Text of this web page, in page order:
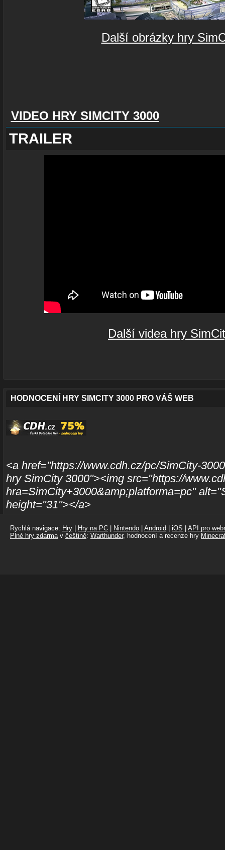
Další obrázky hry
VIDEO HRY SIMCITY 3000
TRAILER
Další videa hry
HODNOCENÍ HRY SIMCITY 3000 PRO VÁŠ WEB
<a href="https://www.cdh.cz/pc/SimCity-
hry SimCity 3000"><img src="https://
hra=SimCity+3000&amp;platforma=pc"
height="31"></a>
Rychlá navigace: Hry Hry na PC Nintendo Android iOS
API pro
Plné hry zdarmav češtině: Warthunder, hodnocení a recenze hry